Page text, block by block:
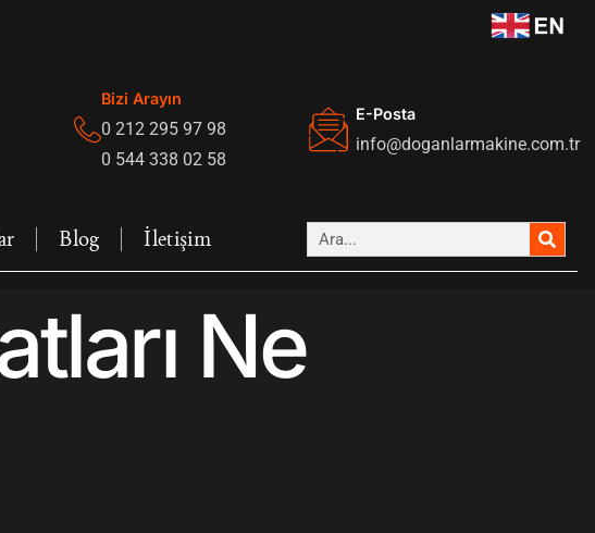
Bizi Arayın
0 212 295 97 98
0 544 338 02 58
E-Posta
info@doganlarmakine.com.tr
Blog İletişim
Ne